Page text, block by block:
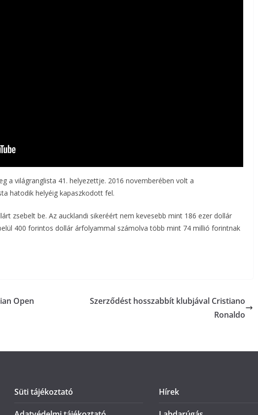
a világranglista 41. helyezettje. 2016 novemberében volt a
hatodik helyéig kapaszkodott fel.
zsebelt be. Az aucklandi sikeréért nem kevesebb mint 186 ezer dollár
400 forintos dollár árfolyammal számolva több mint 74 millió forintnak
Open
Szerződést hosszabbít klubjával Cristiano
Ronaldo
Süti tájékoztató Hírek